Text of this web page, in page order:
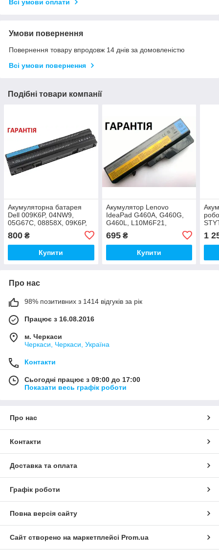
Всі умови оплати
Умови повернення
Повернення товару впродовж 14 днів за домовленістю
Всі умови повернення
Подібні товари компанії
Акумуляторна батарея
Dell 009K6P, 04NW9,
05G67C, 08858X, 09K6P,
0PRRRF, 0T54F3
800 ₴
Купити
Акумулятор Lenovo
IdeaPad G460A, G460G,
G460L, L10M6F21,
LO9L6Y02, LO9S6Y02
695₴
Купити
1
Про нас
98% позитивних з 1414 відгуків за рік
Працює з 16.08.2016
м. Черкаси
Черкаси, Черкаси, Україна
Контакти
Сьогодні працює з 09:00 до 17:00
Показати весь графік роботи
Про нас
Контакти
Доставка та оплата
Графік роботи
Повна версія сайту
Сайт створено на маркетплейсі Prom.ua